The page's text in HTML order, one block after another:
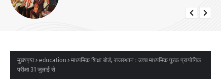
मुख्यपृष्ठ education
माध्यमिक शिक्षा बोर्ड, राजस्थान : उच्च माध्यमिक पूरक प्रायोगिक
परीक्षा 31 जुलाई से